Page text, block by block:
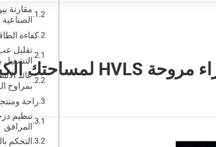
الصناعية
كفاءة
تقليل
عائد
بمراوح
راحة
تنظيم
المرافق
التحكم